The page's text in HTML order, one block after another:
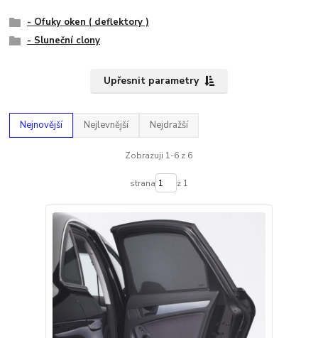
- Ofuky oken ( deflektory )
- Sluneční clony
Upřesnit parametry
Nejnovější Nejlevnější Nejdražší
Zobrazuji 1-6 z 6
strana z 1